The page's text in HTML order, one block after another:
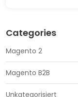
Categories
Magento 2
Magento B2B
Unkategorisiert